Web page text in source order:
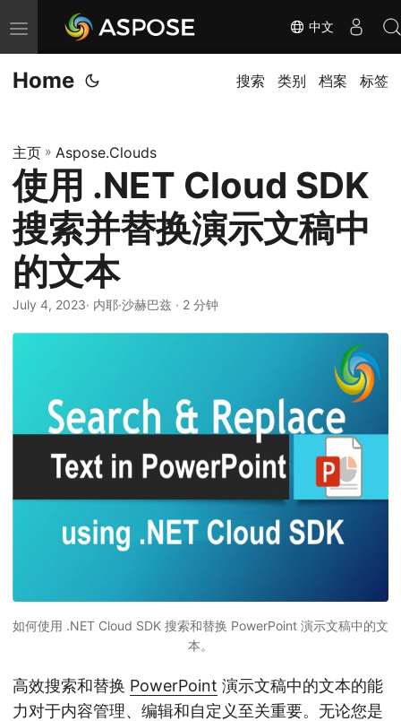
切
换
导
中文
Home 搜索 类别 档案 标签
主页 » Aspose.Clouds
使用 .NET Cloud SDK
搜索并替换演示文稿中
的文本
July 4, 2023· 内耶·沙赫巴兹 · 2 分钟
如何使用 .NET Cloud SDK 搜索和替换 PowerPoint 演示文稿中的文
本。
高效搜索和替换 PowerPoint 演示文稿中的文本的能
力对于内容管理、编辑和自定义至关重要。无论您是